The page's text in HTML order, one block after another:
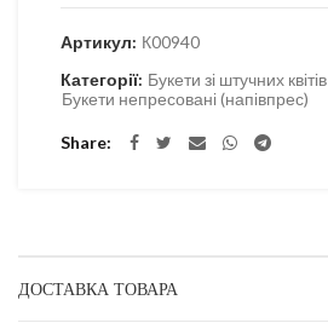
Артикул: К00940
Категорії: Букети зі штучних квітів
Букети непресовані (напівпрес)
Share
ДОСТАВКА ТОВАРА